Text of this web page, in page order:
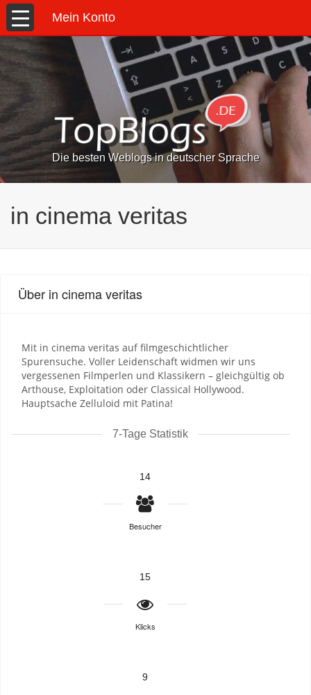
Mein Konto
Die besten Weblogs in deutscher Sprache
in cinema veritas
Über in cinema veritas
Mit in cinema veritas auf filmgeschichtlicher
Spurensuche. Voller Leidenschaft widmen wir uns
vergessenen Filmperlen und Klassikern – gleichgültig ob
Arthouse, Exploitation oder Classical Hollywood.
Hauptsache Zelluloid mit Patina!
7-Tage Statistik
14
Besucher
15
Klicks
9